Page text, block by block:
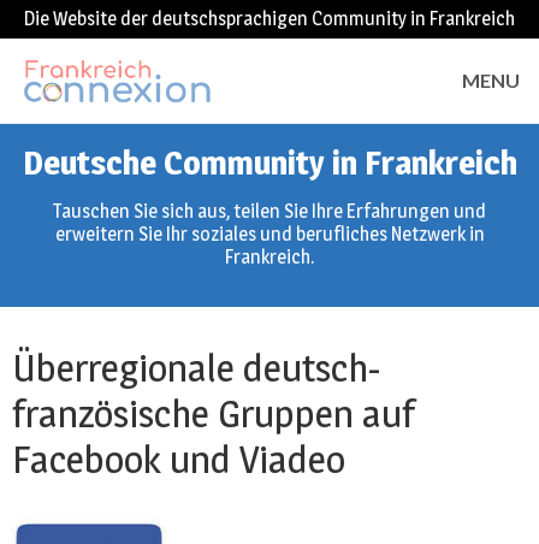
Die Website der deutschsprachigen Community in Frankreich
MENU
Deutsche Community in Frankreich
Tauschen Sie sich aus, teilen Sie Ihre Erfahrungen und
erweitern Sie Ihr soziales und berufliches Netzwerk in
Frankreich.
Überregionale deutsch-
französische Gruppen auf
Facebook und Viadeo